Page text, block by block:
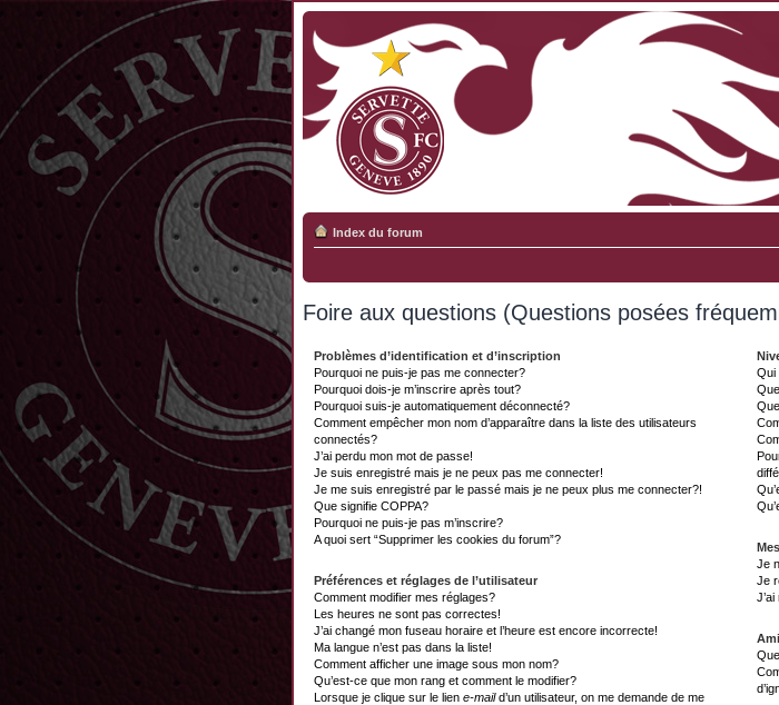
Index du forum
Foire aux questions (Questions posées
Problèmes d’identification et d’inscription
Pourquoi ne puis-je pas me connecter?
Pourquoi dois-je m’inscrire après tout?
Pourquoi suis-je automatiquement déconnecté?
Comment empêcher mon nom d’apparaître dans la liste des utilisateurs
connectés?
J’ai perdu mon mot de passe!
Je suis enregistré mais je ne peux pas me connecter!
Je me suis enregistré par le passé mais je ne peux plus me connecter?!
Que signifie COPPA?
Pourquoi ne puis-je pas m’inscrire?
A quoi sert “Supprimer les cookies du forum”?
Préférences et réglages de l’utilisateur
Comment modifier mes réglages?
Les heures ne sont pas correctes!
J’ai changé mon fuseau horaire et l’heure est encore incorrecte!
Ma langue n’est pas dans la liste!
Comment afficher une image sous mon nom?
Qu’est-ce que mon rang et comment le modifier?
Lorsque je clique sur le lien e-maild’un utilisateur, on me demande de me
Qui
Je
Je